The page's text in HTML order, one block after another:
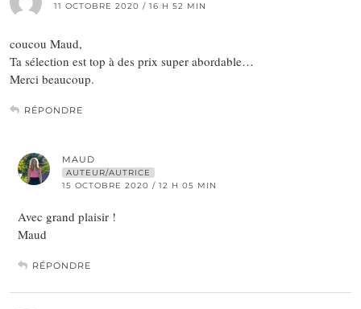
11 OCTOBRE 2020 / 16 H 52 MIN
coucou Maud,
Ta sélection est top à des prix super abordable…
Merci beaucoup.
RÉPONDRE
MAUD
AUTEUR/AUTRICE
15 OCTOBRE 2020 / 12 H 05 MIN
Avec grand plaisir !
Maud
RÉPONDRE